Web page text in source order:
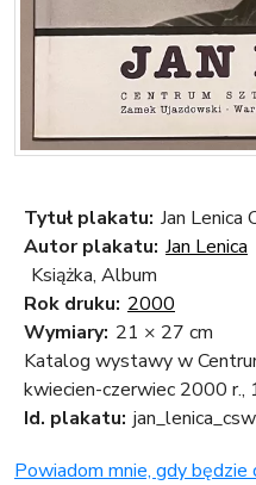
Tytuł plakatu: Jan Lenica
Autor plakatu: Jan Lenica
Książka, Album
Rok druku: 2000
Wymiary: 21 × 27 cm
Katalog wystawy w
kwiecien-czerwiec 2000 r.,
Id. plakatu: jan_lenica_csw
Powiadom mnie, gdy